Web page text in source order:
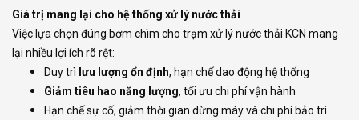
Giá trị mang lại cho hệ thống xử lý nước thải
Việc lựa chọn đúng bơm chìm cho trạm xử lý nước thải KCN mang
lại nhiều lợi ích rõ rệt:
Duy trì lưu lượng ổn định, hạn chế dao động hệ thống
Giảm tiêu hao năng lượng, tối ưu chi phí vận hành
Hạn chế sự cố, giảm thời gian dừng máy và chi phí bảo trì